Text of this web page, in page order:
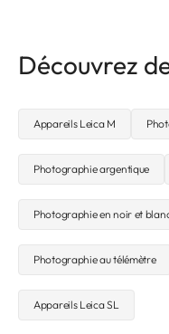
Découvrez
Appareils Leica M
Photographie argentique
Photographie en noir et
Photographie au télémètre
Appareils Leica SL